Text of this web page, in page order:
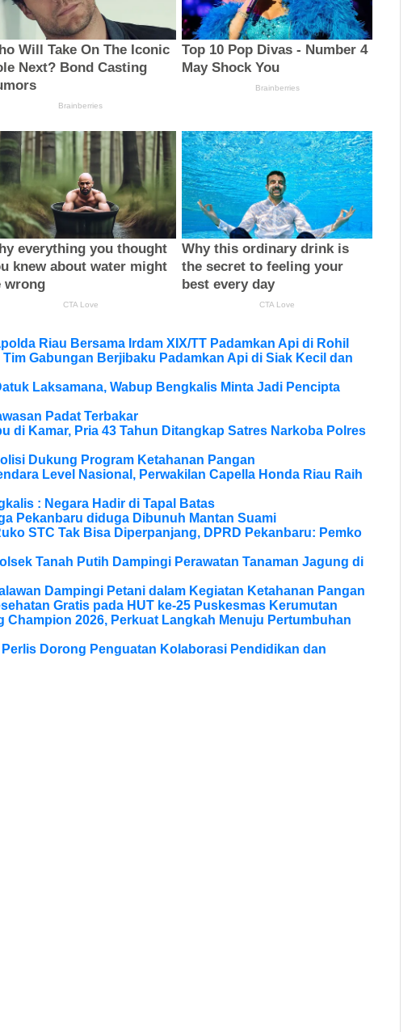
Riau Bersama Irdam XIX/TT Padamkan Api di Rohil
Gabungan Berjibaku Padamkan Api di Siak Kecil dan
Laksamana, Wabup Bengkalis Minta Jadi Pencipta
Padat Terbakar
di Kamar, Pria 43 Tahun Ditangkap Satres Narkoba Polres
Dukung Program Ketahanan Pangan
Level Nasional, Perwakilan Capella Honda Riau Raih
: Negara Hadir di Tapal Batas
Pekanbaru diduga Dibunuh Mantan Suami
STC Tak Bisa Diperpanjang, DPRD Pekanbaru: Pemko
Tanah Putih Dampingi Perawatan Tanaman Jagung di
Dampingi Petani dalam Kegiatan Ketahanan Pangan
Gratis pada HUT ke-25 Puskesmas Kerumutan
Champion 2026, Perkuat Langkah Menuju Pertumbuhan
Dorong Penguatan Kolaborasi Pendidikan dan